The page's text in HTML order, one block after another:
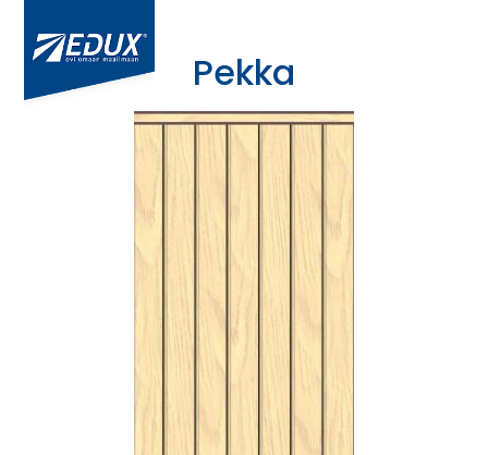
Pekka